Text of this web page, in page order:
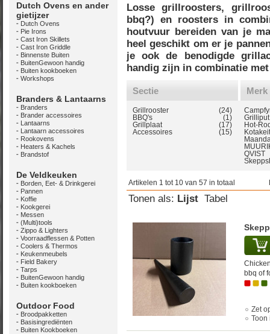
Dutch Ovens en ander
gietijzer
Dutch Ovens
Pie Irons
Cast Iron Skillets
Cast Iron Griddle
Binnenste Buiten
BuitenGewoon handig
Buiten kookboeken
Workshops
Branders & Lantaarns
Branders
Brander accessoires
Lantaarns
Lantaarn accessoires
Rookovens
Heaters & Kachels
Brandstof
De Veldkeuken
Borden, Eet- & Drinkgerei
Pannen
Koffie
Kookgerei
Messen
(Multi)tools
Zippo & Lighters
Voorraadflessen & Potten
Coolers & Thermos
Keukenmeubels
Field Bakery
Tarps
BuitenGewoon handig
Buiten kookboeken
Outdoor Food
Broodpakketten
Basisingrediënten
Buiten Kookboeken
Losse grillroosters,
bbq?) en roosters in
houtvuur bereiden van je
heel geschikt om er je
je ook de benodigde
handig zijn in combinatie
Sectie
Grillrooster
(24)
BBQ's
(1)
Grillplaat
(17)
Accessoires
(15)
Merk
Grilliput
Hot-
QVIST
Artikelen 1 tot 10 van 57 in totaal
Tonen als: Lijst Tabel
bbq of
Zet
Toon